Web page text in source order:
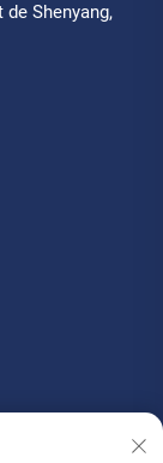
Shenyang,